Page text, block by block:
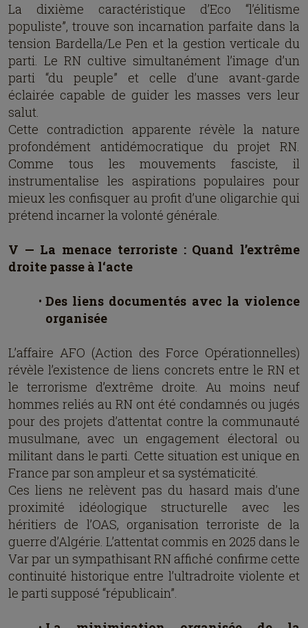
La dixième caractéristique d’Eco “l’élitisme
populiste”, trouve son incarnation parfaite dans la
tension Bardella/Le Pen et la gestion verticale du
parti. Le RN cultive simultanément l’image d’un
parti “du peuple” et celle d’une avant-garde
éclairée capable de guider les masses vers leur
salut.
Cette contradiction apparente révèle la nature
profondément antidémocratique du projet RN.
Comme tous les mouvements fasciste, il
instrumentalise les aspirations populaires pour
mieux les confisquer au profit d’une oligarchie qui
prétend incarner la volonté générale.
V — La menace terroriste : Quand l’extrême
droite passe à l‘acte
Des liens documentés avec la violence
organisée
L’affaire AFO (Action des Force Opérationnelles)
révèle l’existence de liens concrets entre le RN et
le terrorisme d’extrême droite. Au moins neuf
hommes reliés au RN ont été condamnés ou jugés
pour des projets d’attentat contre la communauté
musulmane, avec un engagement électoral ou
militant dans le parti. Cette situation est unique en
France par son ampleur et sa systématicité.
Ces liens ne relèvent pas du hasard mais d’une
proximité idéologique structurelle avec les
héritiers de l’OAS, organisation terroriste de la
guerre d’Algérie. L’attentat commis en 2025 dans le
Var par un sympathisant RN affiché confirme cette
continuité historique entre l’ultradroite violente et
le parti supposé “républicain”.